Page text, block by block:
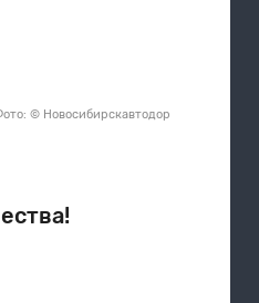
© Новосибирскавтодор